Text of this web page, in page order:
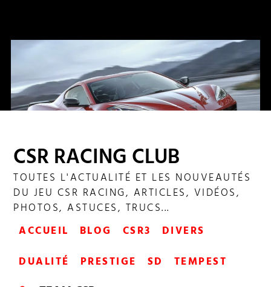
SHOWDOWN ELITE 204
CSR RACING CLUB
TOUTES L'ACTUALITÉ ET LES NOUVEAUTÉS
DU JEU CSR RACING, ARTICLES, VIDÉOS,
PHOTOS, ASTUCES, TRUCS...
ACCUEIL
BLOG CSR3
DIVERS
DUALITÉ
PRESTIGE SD TEMPEST